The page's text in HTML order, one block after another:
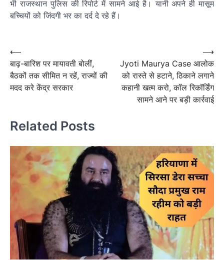
भी राजस्थान पुलिस की रिपोर्ट में सामने आई है। यानी अपने ही मासूम
बच्चियों को जिंदगी भर का दर्द दे रहे हैं।
navigation
Post
navigation
⟵
बाढ़-बारिश पर मायावती बोलीं,
बैठकों तक सीमित न रहें, राज्यों की
मदद करे केंद्र सरकार
Jyoti Maurya Case आलोक
को रास्ते से हटाने, ठिकाने लगाने
कहानी खत्म करो, कॉल रिकॉर्डिंग
सामने आने पर बड़ी कार्रवाई
⟶
Related Posts